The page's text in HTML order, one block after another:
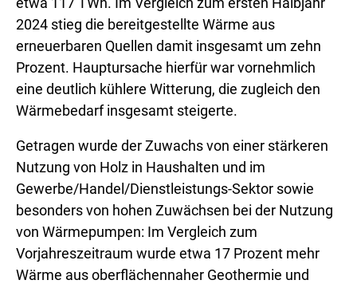
2024 stieg die bereitgestellte Wärme aus
erneuerbaren Quellen damit insgesamt um zehn
Prozent. Hauptursache hierfür war vornehmlich
eine deutlich kühlere ⁠Witterung⁠, die zugleich den
Wärmebedarf insgesamt steigerte.
Getragen wurde der Zuwachs von einer stärkeren
Nutzung von Holz in Haushalten und im
Gewerbe/Handel/Dienstleistungs-Sektor sowie
besonders von hohen Zuwächsen bei der Nutzung
von Wärmepumpen: Im Vergleich zum
Vorjahreszeitraum wurde etwa 17 Prozent mehr
Wärme aus oberflächennaher Geothermie und